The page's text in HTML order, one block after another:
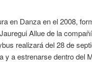
en Danza en el 2008,
Allue de la
realizará del 28 de
y a estrenarse dentro del